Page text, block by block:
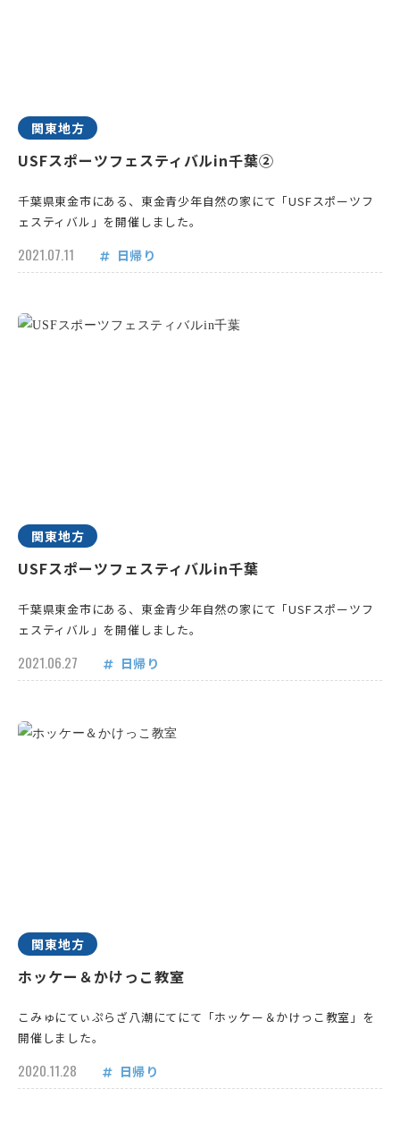
関東地方
USFスポーツフェスティバルin千葉②
千葉県東金市にある、東金青少年自然の家にて「USFスポーツフ
ェスティバル」を開催しました。
2021.07.11 日帰り
関東地方
USFスポーツフェスティバルin千葉
千葉県東金市にある、東金青少年自然の家にて「USFスポーツフ
ェスティバル」を開催しました。
2021.06.27 日帰り
関東地方
ホッケー＆かけっこ教室
こみゅにてぃぷらざ八潮にてにて「ホッケー＆かけっこ教室」を
開催しました。
2020.11.28 日帰り